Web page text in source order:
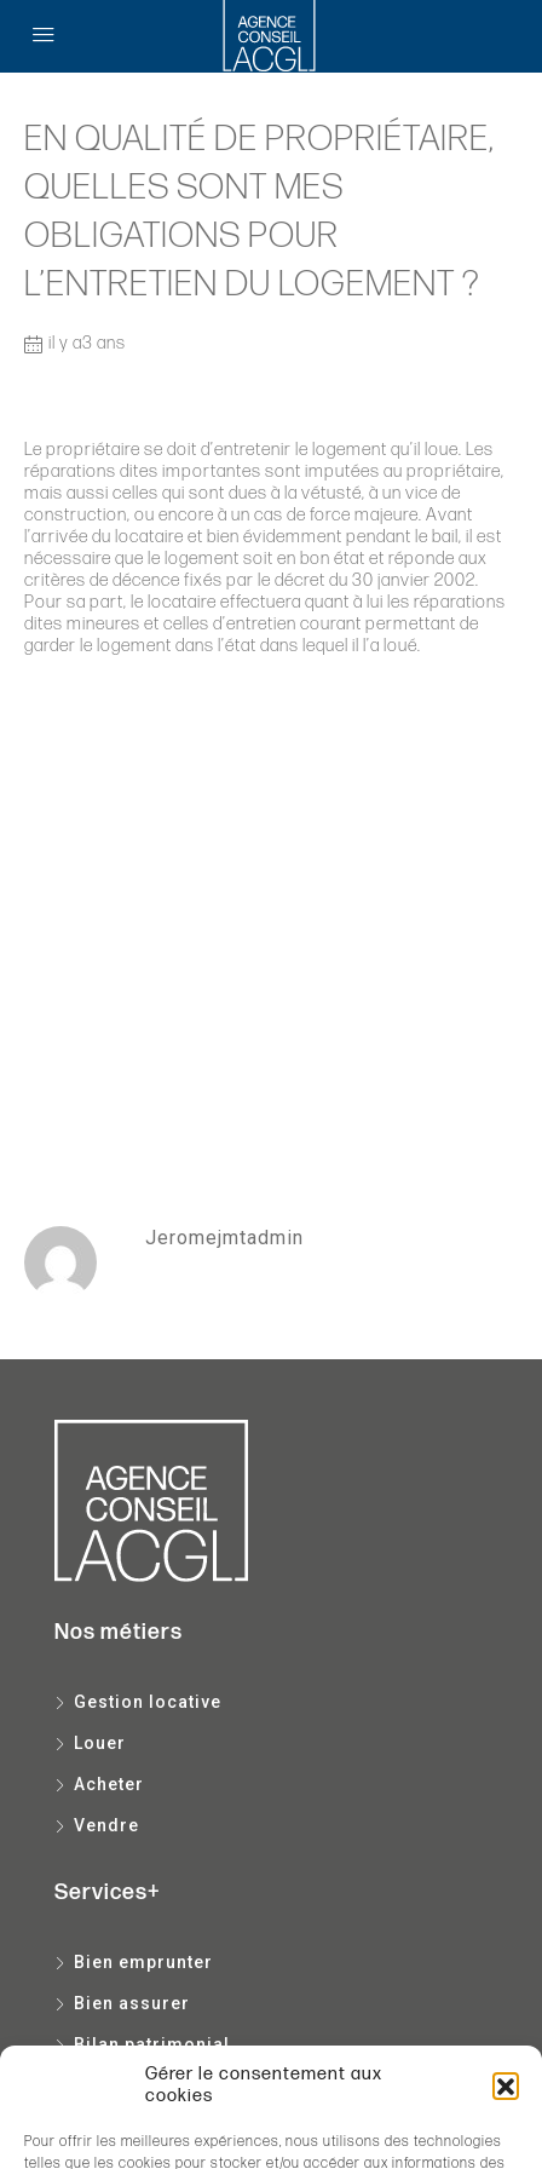
Gérer le consentement aux
cookies
Pour offrir les meilleures expériences, nous utilisons des technologies
telles que les cookies pour stocker et/ou accéder aux informations des
EN QUALITÉ DE PROPRIÉTAIRE,
QUELLES SONT MES
OBLIGATIONS POUR
L’ENTRETIEN DU LOGEMENT ?
il y a3 ans
Le propriétaire se doit d’entretenir le logement qu’il loue. Les
réparations dites importantes sont imputées au propriétaire,
mais aussi celles qui sont dues à la vétusté, à un vice de
construction, ou encore à un cas de force majeure. Avant
’arrivée du locataire et bien évidemment pendant le bail, il est
nécessaire que le logement soit en bon état et réponde aux
critères de décence fixés par le décret du 30 janvier 2002.
Pour sa part, le locataire effectuera quant à lui les réparations
dites mineures et celles d’entretien courant permettant de
garder le logement dans l’état dans lequel il l ’a loué.
Jeromejmtadmin
Nos métiers
Gestion locative
Louer
Acheter
Vendre
Services+
Bien emprunter
Bien assurer
Bilan patrimonial
Bien entretenir
Contact